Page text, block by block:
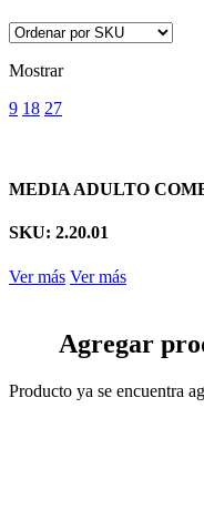
Mostrar
9 18 27
MEDIA ADULTO
SKU: 2.20.01
Ver más Ver más
Agregar
Producto ya se encuentra